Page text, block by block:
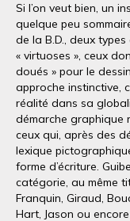
Si l’on veut bien, un
quelque peu
de la B.D., deux
« virtuoses », ceux
doués » pour le
approche instinctive,
réalité dans sa
démarche graphique
ceux qui, après des
lexique
forme d’écriture.
catégorie, au même
Franquin, Giraud,
Hart, Jason ou